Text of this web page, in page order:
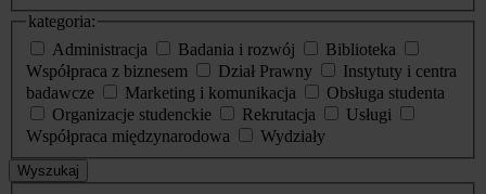
kategoria:
Administracja
Badania i rozwój
Biblioteka
Współpraca z biznesem
Dział Prawny
Instytuty i centra
badawcze
Marketing i komunikacja
Obsługa studenta
Organizacje studenckie
Rekrutacja
Usługi
Współpraca międzynarodowa
Wydziały
Wyszukaj